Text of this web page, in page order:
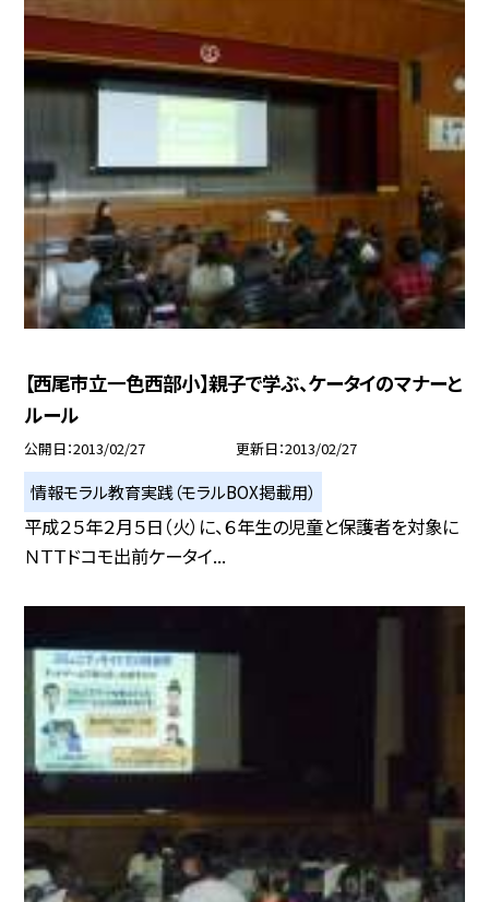
【西尾市立一色西部小】親子で学ぶ、ケータイのマナーと
ルール
公開日 2013/02/27 更新日 2013/02/27
情報モラル教育実践（モラルBOX掲載用）
平成２５年２月５日（火）に、６年生の児童と保護者を対象に
ＮＴＴドコモ出前ケータイ...